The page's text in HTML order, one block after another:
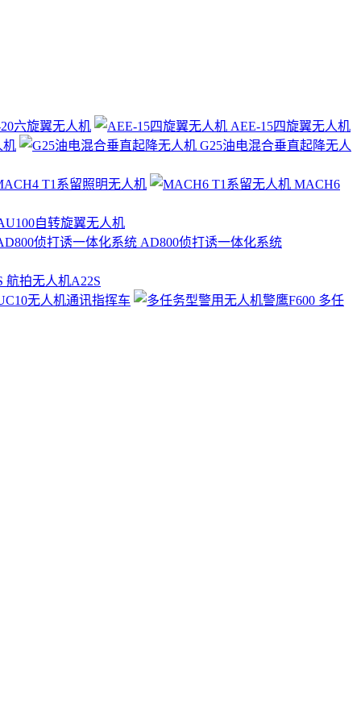
六旋翼无人机
AEE-15四旋翼无人机
机
G25油电混合垂直起降无人
T1系留照明无人机
MACH6
自转旋翼无人机
AD800侦打诱一体化系统
航拍无人机A22S
无人机通讯指挥车
多任